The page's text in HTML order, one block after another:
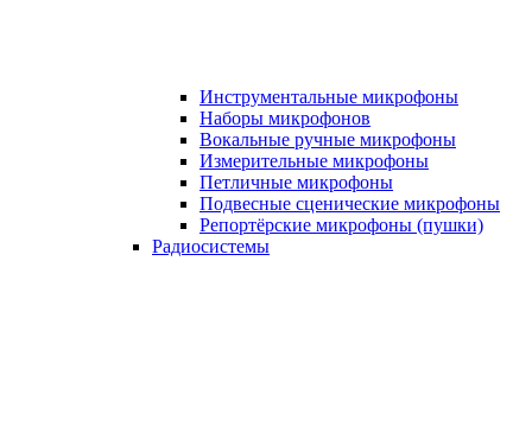
Инструментальные микрофоны
Наборы микрофонов
Вокальные ручные микрофоны
Измерительные микрофоны
Петличные микрофоны
Подвесные сценические микрофоны
Репортёрские микрофоны (пушки)
Радиосистемы